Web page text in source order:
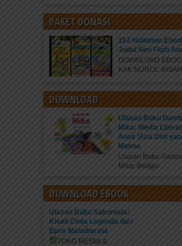
PAKET DONASI
192 Halaman
Judul Seri Fiqih
DOWNLOAD
KAK NURUL
DOWNLOAD
Ulasan Buku
Mika: Media
Anak Usia Dini
Makna
Ulasan Buku
Mika: Belajar...
DOWNLOAD EBOOK
Ulasan Buku Sakuntala:
Kisah Cinta Legenda dari
Epos Mahabarata
TOKO RESMI &